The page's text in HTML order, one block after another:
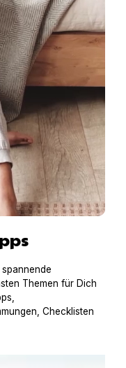
Themen für Dich
Checklisten